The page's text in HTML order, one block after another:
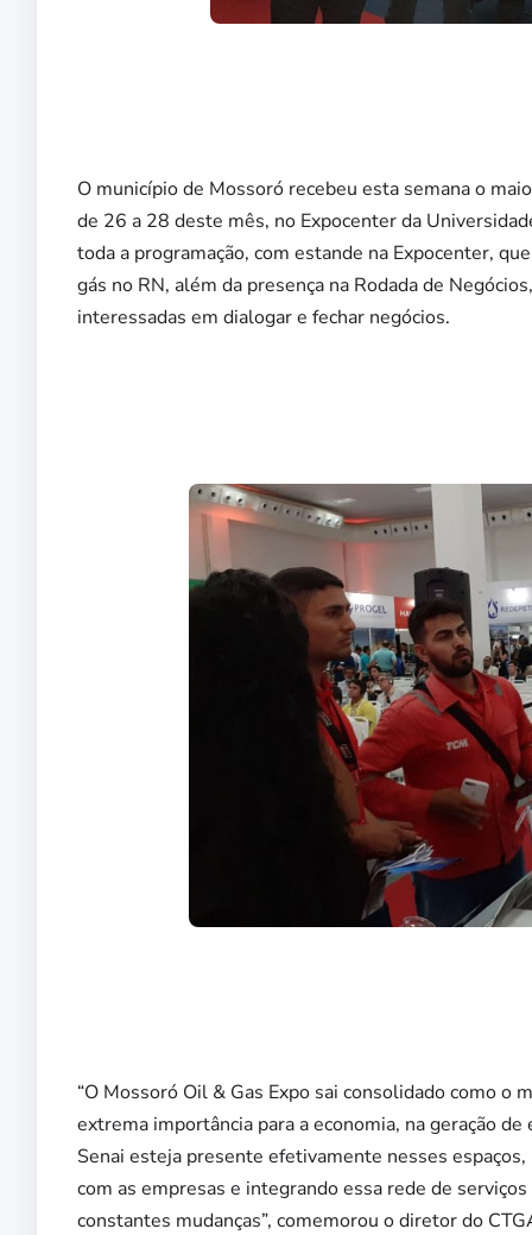
O município de Mossoró recebeu esta semana o
de 26 a 28 deste mês, no Expocenter da
toda a programação, com estande na Expocenter,
gás no RN, além da presença na Rodada de
interessadas em dialogar e fechar negócios.
“O Mossoró Oil & Gas Expo sai consolidado como
extrema importância para a economia, na geração
Senai esteja presente efetivamente nesses
com as empresas e integrando essa rede de
constantes mudanças”, comemorou o diretor do